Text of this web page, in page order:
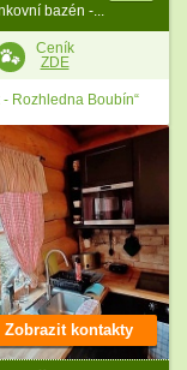
bazén -...
Ceník
ZDE
Rozhledna Boubín“
Zobrazit kontakty